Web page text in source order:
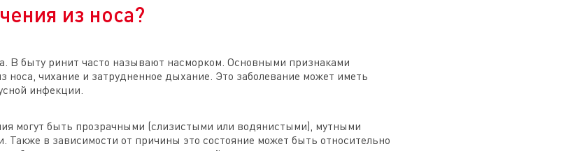
из носа?
В быту ринит часто называют насморком. Основными признаками
носа, чихание и затрудненное дыхание. Это заболевание может иметь
инфекции.
могут быть прозрачными (слизистыми или водянистыми), мутными
в зависимости от причины это состояние может быть относительно